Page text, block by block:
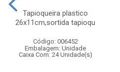
Tapioqueira plastico
26x11cm,sortida tapioqu
Código: 006452
Embalagem: Unidade
Caixa Com: 24 Unidade(s)